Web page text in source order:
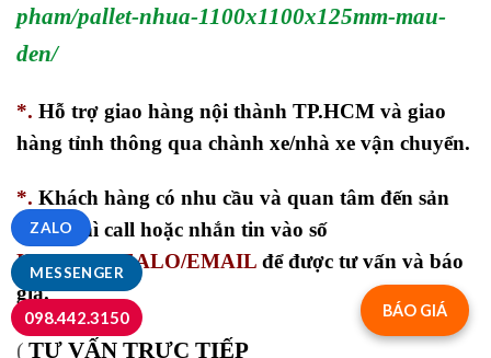
pham/pallet-nhua-1100x1100x125mm-mau-
den/
*. Hỗ trợ giao hàng nội thành TP.HCM và giao
hàng tỉnh thông qua chành xe/nhà xe vận chuyển.
*. Khách hàng có nhu cầu và quan tâm đến sản
phẩm thì call hoặc nhắn tin vào số
HOTLINE/ZALO/EMAIL để được tư vấn và báo
giá.
( TƯ VẤN TRỰC TIẾP
BÁO GIÁ
MESSENGER
ZALO
098.442.3150